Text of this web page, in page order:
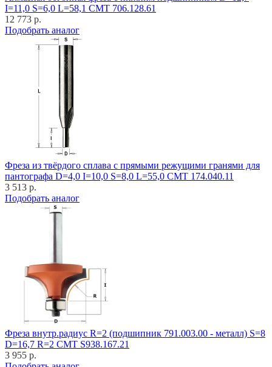
I=11,0 S=6,0 L=58,1 CMT 706.128.61
12 773 р.
Подобрать аналог
Фреза из твёрдого сплава с прямыми режущими гранями для
пантографа D=4,0 I=10,0 S=8,0 L=55,0 CMT 174.040.11
3 513 р.
Подобрать аналог
Фреза внутр.радиус R=2 (подшипник 791.003.00 - металл) S=8
D=16,7 R=2 CMT S938.167.21
3 955 р.